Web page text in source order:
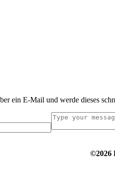
ein E-Mail und werde dieses
©2026